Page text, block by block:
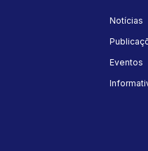
Notícias
Eventos